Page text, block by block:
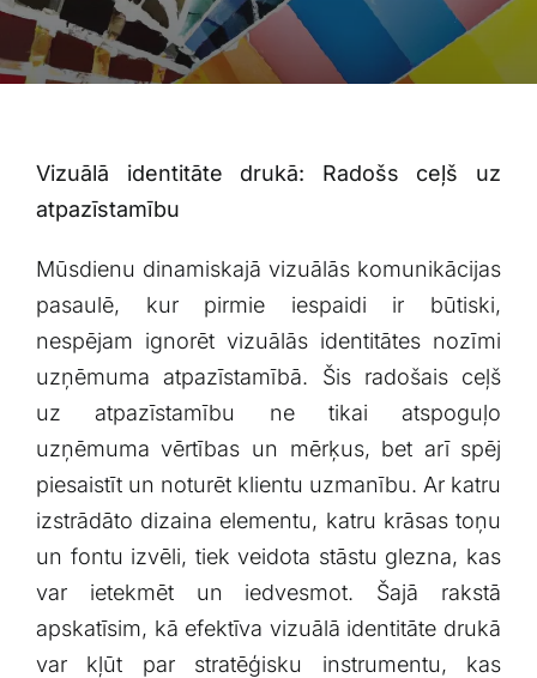
Blogs
Attēlu galerija
Video galerija
Vakances
BUJ
Kontakti
Klientu portāls
English
Vizuālā identitāte drukā: Radošs ceļš uz⁢
atpazīstamību
Mūsdienu dinamiskajā vizuālās‌ komunikācijas
pasaulē,⁤ kur pirmie iespaidi ir būtiski,⁢
nespējam⁣ ignorēt vizuālās ‌identitātes⁤ nozīmi
⁤uzņēmuma atpazīstamībā. Šis radošais ⁢ceļš
uz atpazīstamību ne tikai atspoguļo‍
uzņēmuma⁣ vērtības un mērķus, bet arī spēj
piesaistīt​ un noturēt klientu ⁣uzmanību. Ar katru
izstrādāto​ dizaina elementu, katru krāsas toņu
un fontu izvēli, tiek veidota‌ stāstu glezna, ⁣kas
var ietekmēt un​ iedvesmot. Šajā ⁤rakstā
apskatīsim, kā efektīva vizuālā identitāte drukā
var kļūt par ​stratēģisku instrumentu, kas